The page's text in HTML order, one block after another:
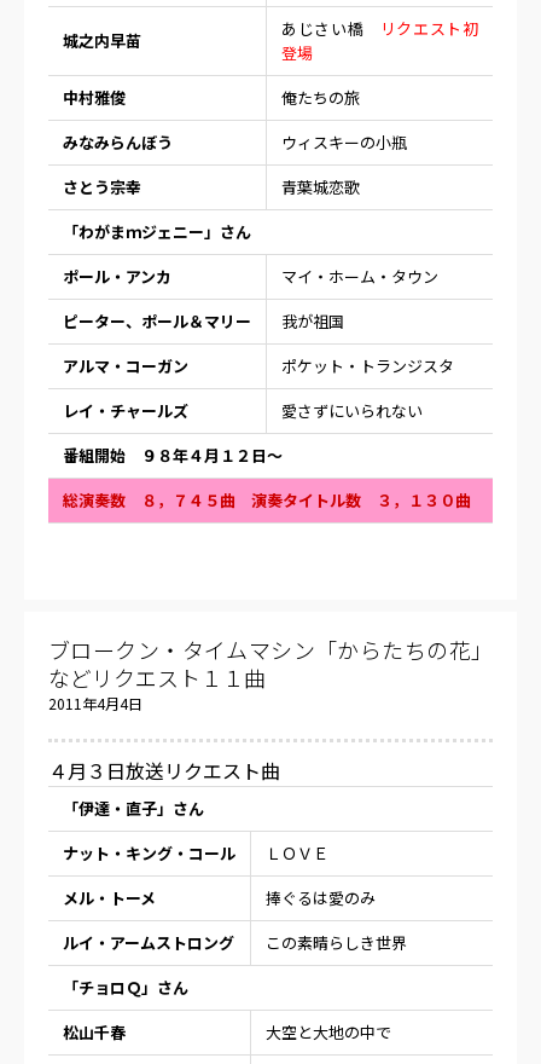
城之内早苗
あじさい橋
リクエスト初
登場
中村雅俊
俺たちの旅
みなみらんぼう
ウィスキーの小瓶
さとう宗幸
青葉城恋歌
「わがまｍジェニー」さん
ポール・アンカ
マイ・ホーム・タウン
ピーター、ポール＆マリー
我が祖国
アルマ・コーガン
ポケット・トランジスタ
レイ・チャールズ
愛さずにいられない
番組開始 ９８年４月１２日〜
総演奏数 ８，７４５曲 演奏タイトル数 ３，１３０曲
ブロークン・タイムマシン「からたちの花」
などリクエスト１１曲
2011年4月4日
４月３日放送リクエスト曲
「伊達・直子」さん
ナット・キング・コール
ＬＯＶＥ
メル・トーメ
捧ぐるは愛のみ
ルイ・アームストロング
この素晴らしき世界
「チョロＱ」さん
松山千春
大空と大地の中で